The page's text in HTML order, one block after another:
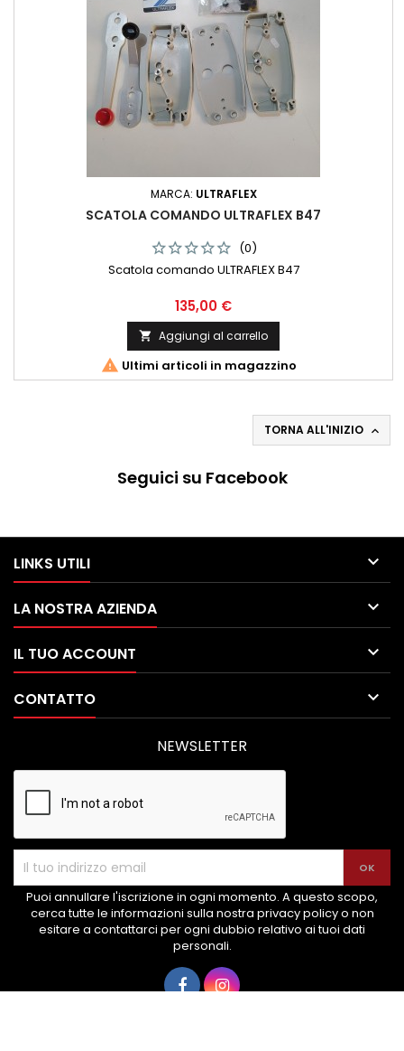
MARCA: ULTRAFLEX
SCATOLA COMANDO ULTRAFLEX B47
(0)
Scatola comando ULTRAFLEX B47
Prezzo
135,00 €
 Aggiungi al carrello
 Ultimi articoli in magazzino
TORNA ALL'INIZIO 
Seguici su Facebook
LINKS UTILI 
LA NOSTRA AZIENDA 
IL TUO ACCOUNT 
CONTATTO 
NEWSLETTER
Puoi annullare l'iscrizione in ogni momento. A questo scopo,
cerca tutte le informazioni sulla nostra privacy policy o non
esitare a contattarci per ogni dubbio relativo ai tuoi dati
personali.